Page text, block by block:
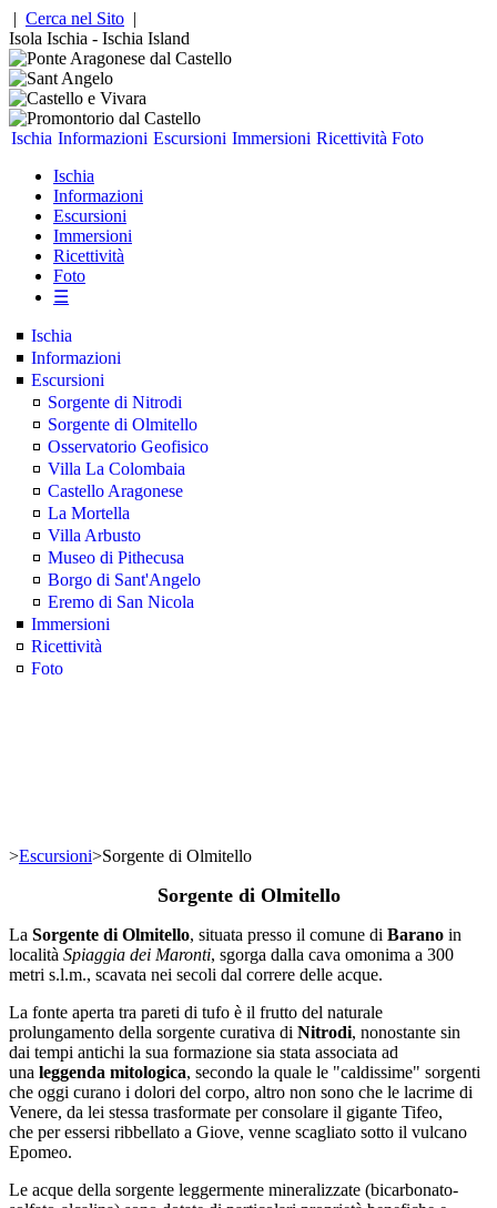
| Cerca nel Sito |
Isola Ischia - Ischia Island
Ischia Informazioni Escursioni Immersioni Ricettività Foto
Ischia
Informazioni
Escursioni
Immersioni
Ricettività
Foto
☰
Ischia
Informazioni
Escursioni
Sorgente di Nitrodi
Sorgente di Olmitello
Osservatorio Geofisico
Villa La Colombaia
Castello Aragonese
La Mortella
Villa Arbusto
Museo di Pithecusa
Borgo di Sant'Angelo
Eremo di San Nicola
Immersioni
Ricettività
Foto
>Escursioni>Sorgente di Olmitello
Sorgente di Olmitello
La Sorgente di Olmitello, situata presso il comune di Barano in
località Spiaggia dei Maronti, sgorga dalla cava omonima a 300
metri s.l.m., scavata nei secoli dal correre delle acque.
La fonte aperta tra pareti di tufo è il frutto del naturale
prolungamento della sorgente curativa di Nitrodi, nonostante sin
dai tempi antichi la sua formazione sia stata associata ad
una leggenda mitologica, secondo la quale le "caldissime" sorgenti
che oggi curano i dolori del corpo, altro non sono che le lacrime di
Venere, da lei stessa trasformate per consolare il gigante Tifeo,
che per essersi ribbellato a Giove, venne scagliato sotto il vulcano
Epomeo.
Le acque della sorgente leggermente mineralizzate (bicarbonato-